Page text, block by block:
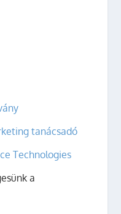
tanácsadó
Technologies
a